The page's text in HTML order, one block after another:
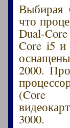
Выбирая
что
Dual-
Core i5 и
2000.
(Core
3000.